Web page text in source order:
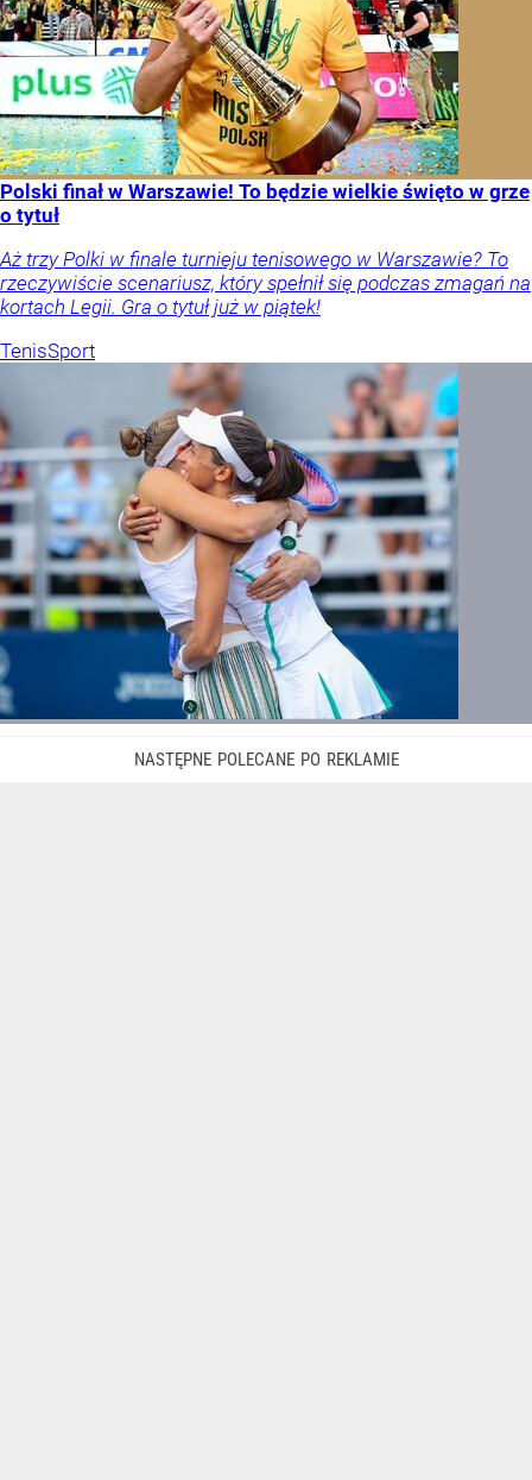
Polski finał w Warszawie! To będzie wielkie święto w grze
o tytuł
Aż trzy Polki w finale turnieju tenisowego w Warszawie? To
rzeczywiście scenariusz, który spełnił się podczas zmagań na
kortach Legii. Gra o tytuł już w piątek!
TenisSport